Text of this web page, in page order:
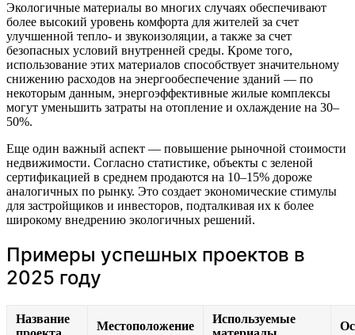
Экологичные материалы во многих случаях обеспечивают
более высокий уровень комфорта для жителей за счет
улучшенной тепло- и звукоизоляции, а также за счет
безопасных условий внутренней среды. Кроме того,
использование этих материалов способствует значительному
снижению расходов на энергообеспечение зданий — по
некоторым данным, энергоэффективные жилые комплексы
могут уменьшить затраты на отопление и охлаждение на 30–
50%.
Еще один важный аспект — повышение рыночной стоимости
недвижимости. Согласно статистике, объекты с зеленой
сертификацией в среднем продаются на 10–15% дороже
аналогичных по рынку. Это создает экономические стимулы
для застройщиков и инвесторов, подталкивая их к более
широкому внедрению экологичных решений.
Примеры успешных проектов в
2025 году
Название
Местоположение
Используемые